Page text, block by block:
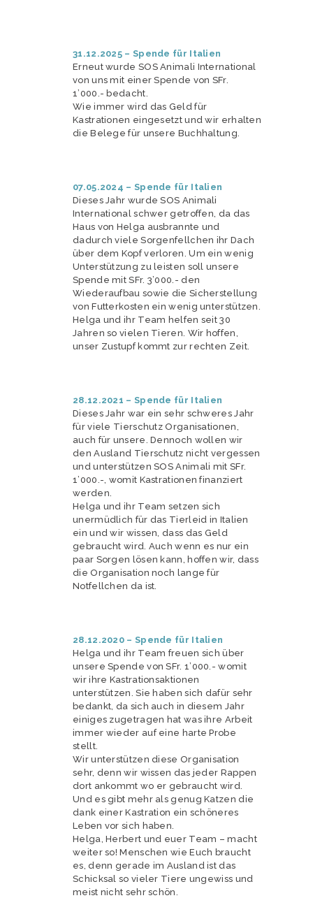
31.12.2025 – Spende für Italien
Erneut wurde SOS Animali International
von uns mit einer Spende von SFr.
1’000.- bedacht.
Wie immer wird das Geld für
Kastrationen eingesetzt und wir erhalten
die Belege für unsere Buchhaltung.
07.05.2024 – Spende für Italien
Dieses Jahr wurde SOS Animali
International schwer getroffen, da das
Haus von Helga ausbrannte und
dadurch viele Sorgenfellchen ihr Dach
über dem Kopf verloren. Um ein wenig
Unterstützung zu leisten soll unsere
Spende mit SFr. 3’000.- den
Wiederaufbau sowie die Sicherstellung
von Futterkosten ein wenig unterstützen.
Helga und ihr Team helfen seit 30
Jahren so vielen Tieren. Wir hoffen,
unser Zustupf kommt zur rechten Zeit.
28.12.2021 – Spende für Italien
Dieses Jahr war ein sehr schweres Jahr
für viele Tierschutz Organisationen,
auch für unsere. Dennoch wollen wir
den Ausland Tierschutz nicht vergessen
und unterstützen SOS Animali mit SFr.
1’000.-, womit Kastrationen finanziert
werden.
Helga und ihr Team setzen sich
unermüdlich für das Tierleid in Italien
ein und wir wissen, dass das Geld
gebraucht wird. Auch wenn es nur ein
paar Sorgen lösen kann, hoffen wir, dass
die Organisation noch lange für
Notfellchen da ist.
28.12.2020 – Spende für Italien
Helga und ihr Team freuen sich über
unsere Spende von SFr. 1’000.- womit
wir ihre Kastrationsaktionen
unterstützen. Sie haben sich dafür sehr
bedankt, da sich auch in diesem Jahr
einiges zugetragen hat was ihre Arbeit
immer wieder auf eine harte Probe
stellt.
Wir unterstützen diese Organisation
sehr, denn wir wissen das jeder Rappen
dort ankommt wo er gebraucht wird.
Und es gibt mehr als genug Katzen die
dank einer Kastration ein schöneres
Leben vor sich haben.
Helga, Herbert und euer Team – macht
weiter so! Menschen wie Euch braucht
es, denn gerade im Ausland ist das
Schicksal so vieler Tiere ungewiss und
meist nicht sehr schön.